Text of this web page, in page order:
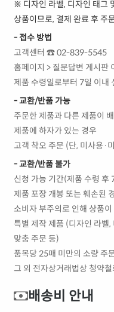
※ 디자인 라벨, 디자인 태그
상품이므로, 결제 완료 후 주
- 접수 방법
고객센터 ☎ 02-839-5545
홈페이지 > 질문답변 게시판
제품 수령일로부터 7일 이내
- 교환/반품 가능
주문한 제품과 다른 제품이
제품에 하자가 있는 경우
고객 착오 주문 (단, 미사용·
- 교환/반품 불가
신청 가능 기간(제품 수령 후
제품 포장 개봉 또는 훼손된
소비자 부주의로 인해 상품
특별 제작 제품 (디자인 라벨
맞춤 주문 등)
품목당 25매 미만의 소량 주
그 외 전자상거래법상 청약
배송비 안내